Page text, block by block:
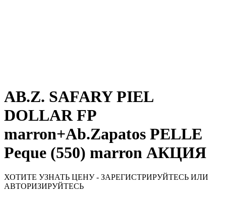
AB.Z. SAFARY PIEL
DOLLAR FP
marron+Ab.Zapatos PELLE
Peque (550) marron АКЦИЯ
ХОТИТЕ УЗНАТЬ ЦЕНУ - ЗАРЕГИСТРИРУЙТЕСЬ ИЛИ
АВТОРИЗИРУЙТЕСЬ